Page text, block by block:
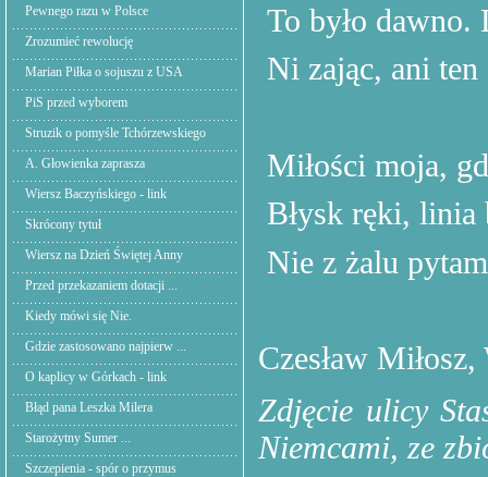
Pewnego razu w Polsce
Zrozumieć rewolucję
Marian Piłka o sojuszu z USA
PiS przed wyborem
Struzik o pomyśle Tchórzewskiego
A. Głowienka zaprasza
Wiersz Baczyńskiego - link
Skrócony tytuł
Wiersz na Dzień Świętej Anny
Przed przekazaniem dotacji ...
Kiedy mówi się Nie.
Gdzie zastosowano najpierw ...
O kaplicy w Górkach - link
Błąd pana Leszka Milera
Starożytny Sumer ...
Szczepienia - spór o przymus
To było
Ni zając, ani ten
Miłości moja,
Błysk ręki, linia
Nie z żalu
Czesław
Zdjęcie ulicy
Niemcami, ze